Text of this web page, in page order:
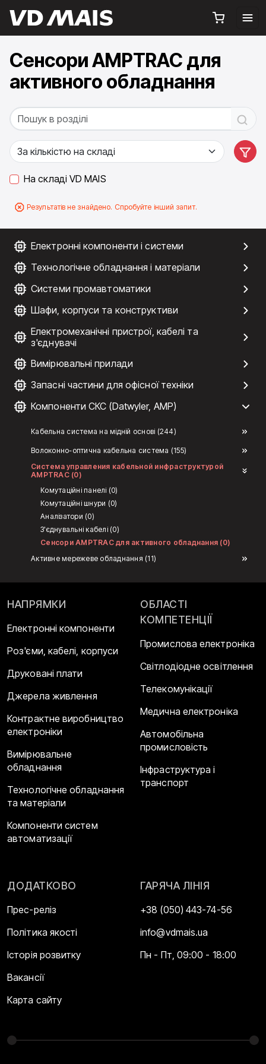
Електронні компоненти і системи
Технологічне обладнання і матеріали
Системи промавтоматики
Шафи, корпуси та конструктиви
Електромеханічні пристрої, кабелі та
з'єднувачі
Вимірювальні прилади
Запасні частини для офісної техніки
Компоненти СКС (Datwyler, AMP)
Кабельна система на мідній основі (244)
Волоконно-оптична кабельна система (155)
Система управления кабельной инфраструктурой
AMPTRAC (0)
Комутаційні панелі (0)
Комутаційні шнури (0)
Аналізатори (0)
З'єднувальні кабелі (0)
Сенсори AMPTRAC для активного обладнання (0)
Активне мережеве обладнання (11)
Сенсори AMPTRAC для
активного обладнання
На складі VD MAIS
Результатів не знайдено. Спробуйте інший запит.
НАПРЯМКИ
Електронні компоненти
Роз'єми, кабелі, корпуси
Друковані плати
Джерела живлення
Контрактне виробництво
електроніки
Вимірювальне
обладнання
Технологічне обладнання
та матеріали
Компоненти систем
автоматизації
ОБЛАСТІ
КОМПЕТЕНЦІЇ
Промислова електроніка
Світлодіодне освітлення
Телекомунікації
Медична електроніка
Автомобільна
промисловість
Інфраструктура і
транспорт
ДОДАТКОВО
Прес-реліз
Політика якості
Історія розвитку
Вакансії
Карта сайту
ГАРЯЧА ЛІНІЯ
+38 (050) 443-74-56
info@vdmais.ua
Пн - Пт, 09:00 - 18:00